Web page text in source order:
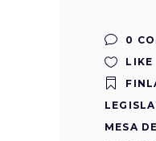
0
LIKE
MESA DE